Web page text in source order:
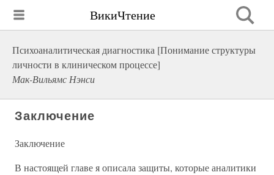
ВикиЧтение
Психоаналитическая диагностика [Понимание структуры
личности в клиническом процессе]
Мак-Вильямс Нэнси
Заключение
Заключение
В настоящей главе я описала защиты, которые аналитики